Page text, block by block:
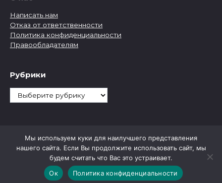
Написать нам
Отказ от ответственности
Политика конфиденциальности
Правообладателям
Рубрики
Рубрики
Мы используем куки для наилучшего представления
нашего сайта. Если Вы продолжите использовать сайт, мы
будем считать что Вас это устраивает.
Ок
Политика конфиденциальности